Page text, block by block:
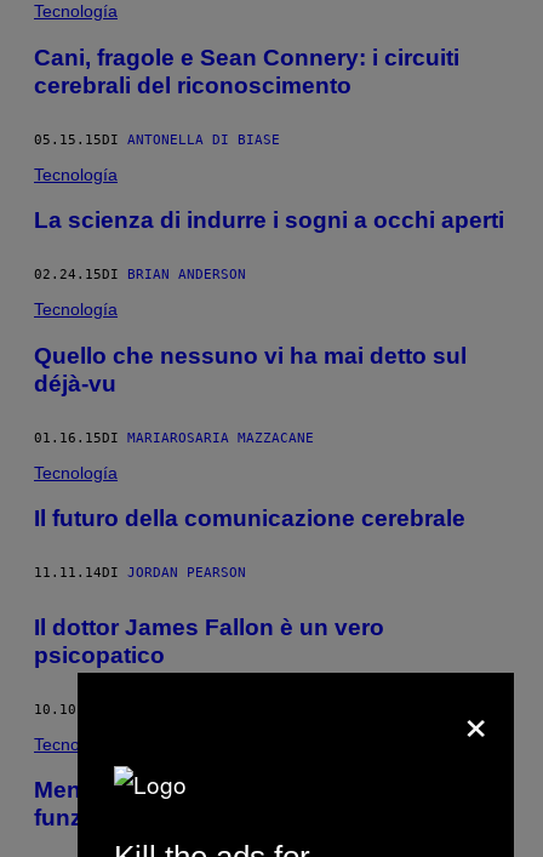
Tecnología
Cani, fragole e Sean Connery: i circuiti
cerebrali del riconoscimento
05.15.15DI ANTONELLA DI BIASE
Tecnología
La scienza di indurre i sogni a occhi aperti
02.24.15 DI BRIAN ANDERSON
Tecnología
Quello che nessuno vi ha mai detto sul
déjà-vu
01.16.15DI MARIAROSARIA MAZZACANE
Tecnología
Il futuro della comunicazione cerebrale
11.11.14 DI JORDAN PEARSON
Il dottor James Fallon è un vero
psicopatico
10.10.14
Tecnología
Mentre dormiamo il nostro cervello
funziona benissimo
×